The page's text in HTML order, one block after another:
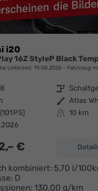
i20
16Z StyleP Black
Lieferzeit: 19.08.2026 Fahrzeug
Getriebe
Außenfarbe
PS) Kilometerstand 10 km
€
kombiniert: 5,70 l/
D
130,00 g/km